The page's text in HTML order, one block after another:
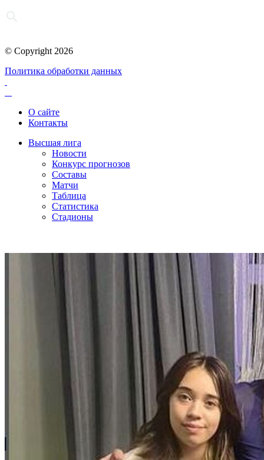
© Copyright 2026
Политика обработки данных
О сайте
Контакты
Высшая лига
Новости
Конкурс прогнозов
Составы
Матчи
Таблица
Статистика
Стадионы